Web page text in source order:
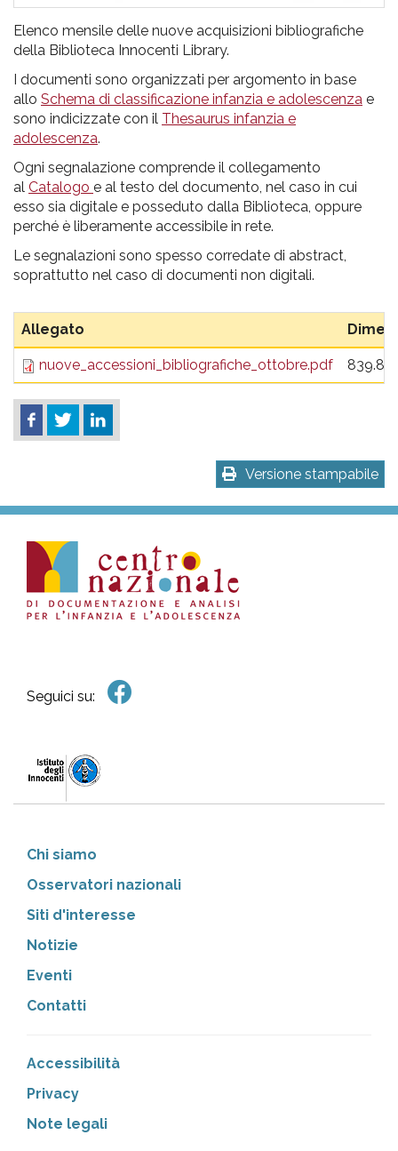
Elenco mensile delle nuove acquisizioni bibliografiche
della Biblioteca Innocenti Library.
I documenti sono organizzati per argomento in base
allo Schema di classificazione infanzia e adolescenza e
sono indicizzate con il Thesaurus infanzia e
adolescenza.
Ogni segnalazione comprende il collegamento
al Catalogo e al testo del documento, nel caso in cui
esso sia digitale e posseduto dalla Biblioteca, oppure
perché è liberamente accessibile in rete.
Le segnalazioni sono spesso corredate di abstract,
soprattutto nel caso di documenti non digitali.
Allegato
nuove_accessioni_bibliografiche_ottobre.pdf 839.81
Versione stampabile
Seguici su:
Chi siamo
Osservatori nazionali
Siti d'interesse
Notizie
Eventi
Contatti
Accessibilità
Privacy
Note legali